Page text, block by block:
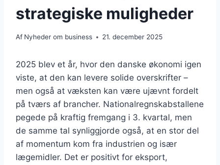
strategiske muligheder
Af Nyheder om business 21. december 2025
2025 blev et år, hvor den danske økonomi igen
viste, at den kan levere solide overskrifter –
men også at væksten kan være ujævnt fordelt
på tværs af brancher. Nationalregnskabstallene
pegede på kraftig fremgang i 3. kvartal, men
de samme tal synliggjorde også, at en stor del
af momentum kom fra industrien og især
lægemidler. Det er positivt for eksport,